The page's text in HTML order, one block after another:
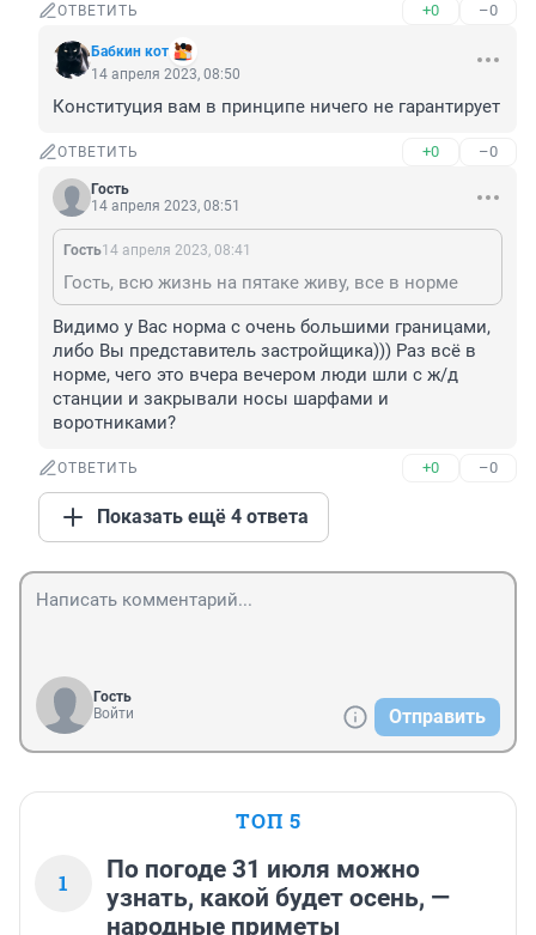
ОТВЕТИТЬ +0 –0
Бабкин кот
14 апреля 2023, 08:50
Конституция вам в принципе ничего не гарантирует
ОТВЕТИТЬ +0 –0
Гость
14 апреля 2023, 08:51
Гость14 апреля 2023, 08:41
Гость, всю жизнь на пятаке живу, все в норме
Видимо у Вас норма с очень большими границами,
либо Вы представитель застройщика))) Раз всё в
норме, чего это вчера вечером люди шли с ж/д
станции и закрывали носы шарфами и
воротниками?
ОТВЕТИТЬ +0 –0
Показать ещё 4 ответа
Гость
Войти
Отправить
ТОП 5
1
По погоде 31 июля можно
узнать, какой будет осень, —
народные приметы